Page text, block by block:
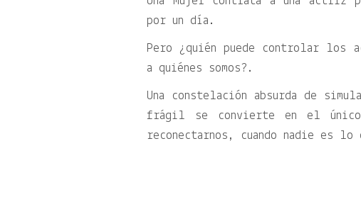
por un día.
Pero ¿quién puede controlar los
a quiénes somos?.
Una constelación absurda de
frágil se convierte en el único
reconectarnos, cuando nadie es lo